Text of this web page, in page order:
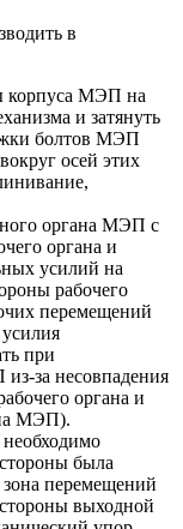
в
корпуса МЭП на
и затянуть
болтов МЭП
осей этих
органа МЭП с
органа и
усилий на
рабочего
перемещений
при
за несовпадения
органа и
МЭП).
была
зона перемещений
выходной